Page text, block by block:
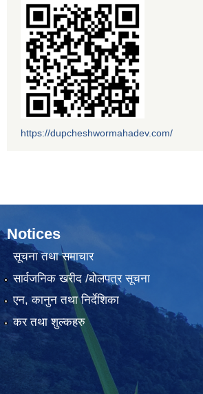
https://dupcheshwormahadev.com/
Notices
सूचना तथा समाचार
सार्वजनिक खरीद /बोलपत्र सूचना
एन, कानुन तथा निर्देशिका
कर तथा शुल्कहरु